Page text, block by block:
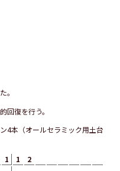
。
回復を行う。
4本（オールセラミック用土台
1 1 2